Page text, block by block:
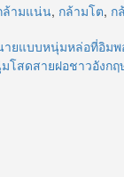
ล้ามแน่น, กล้ามโต, ก
ายแบบหนุ่มหล่อที่อิม
มโสดสายฝอชาวอังก